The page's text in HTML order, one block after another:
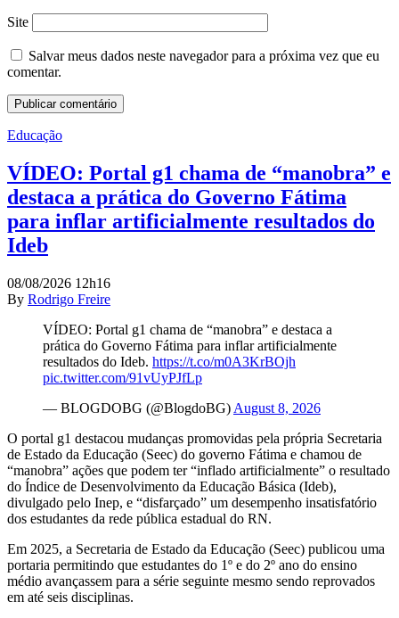
Site
Salvar meus dados neste navegador para a próxima vez que eu
comentar.
Educação
VÍDEO: Portal g1 chama de “manobra” e
destaca a prática do Governo Fátima
para inflar artificialmente resultados do
Ideb
08/08/2026 12h16
By Rodrigo Freire
VÍDEO: Portal g1 chama de “manobra” e destaca a
prática do Governo Fátima para inflar artificialmente
resultados do Ideb. https://t.co/m0A3KrBOjh
pic.twitter.com/91vUyPJfLp
— BLOGDOBG (@BlogdoBG) August 8, 2026
O portal g1 destacou mudanças promovidas pela própria Secretaria
de Estado da Educação (Seec) do governo Fátima e chamou de
“manobra” ações que podem ter “inflado artificialmente” o resultado
do Índice de Desenvolvimento da Educação Básica (Ideb),
divulgado pelo Inep, e “disfarçado” um desempenho insatisfatório
dos estudantes da rede pública estadual do RN.
Em 2025, a Secretaria de Estado da Educação (Seec) publicou uma
portaria permitindo que estudantes do 1º e do 2º ano do ensino
médio avançassem para a série seguinte mesmo sendo reprovados
em até seis disciplinas.